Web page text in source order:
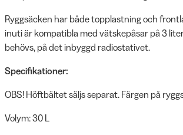
Ryggsäcken har både topplastning och
inuti är kompatibla med vätskepåsar på 3
behövs, på det inbyggd radiostativet.
Specifikationer:
OBS! Höftbältet säljs separat. Färgen på
Volym: 30 L